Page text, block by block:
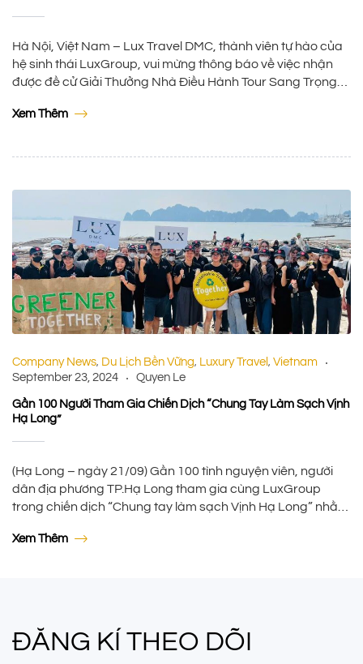
Hà Nội, Việt Nam – Lux Travel DMC, thành viên tự hào của
hệ sinh thái LuxGroup, vui mừng thông báo về việc nhận
được đề cử Giải Thưởng Nhà Điều Hành Tour Sang Trọng
và Công ty quản lý điểm đến hàng đầu thế giới […]
Xem Thêm
Company News, Du Lịch Bền Vững, Luxury Travel , Vietnam
September 23, 2024
Quyen Le
Gần 100 Người Tham Gia Chiến Dịch “Chung Tay Làm Sạch Vịnh
Hạ Long”
(Hạ Long – ngày 21/09) Gần 100 tình nguyện viên, người
dân địa phương TP.Hạ Long tham gia cùng LuxGroup
trong chiến dịch “Chung tay làm sạch Vịnh Hạ Long” nhằm
được biết đến là một trong những điểm đến du lịch biển […]
Xem Thêm
ĐĂNG KÍ THEO DÕI